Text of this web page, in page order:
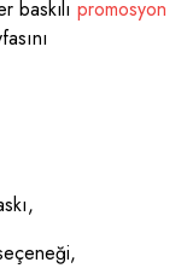
baskılıpromosyon